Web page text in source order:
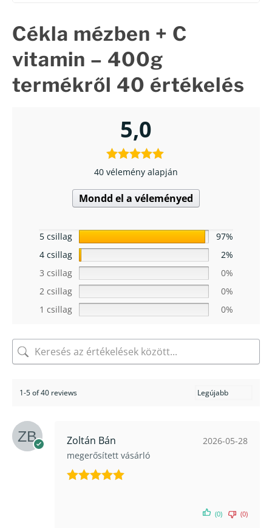
Cékla mézben + C
vitamin – 400g
termékről 40 értékelés
5,0
40 vélemény alapján
Mondd el a véleményed
5 csillag
97%
4 csillag
2%
3 csillag
0%
2 csillag
0%
1 csillag
0%
1-5 of 40 reviews
Zoltán Bán
megerősített vásárló
2026-05-28
(0) (0)